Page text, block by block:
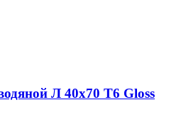
Л 40х70 Т6 Gloss